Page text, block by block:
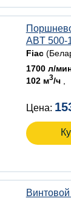
ABT 500-
Fiac
1700 л/
102 м3/ч
Цена: